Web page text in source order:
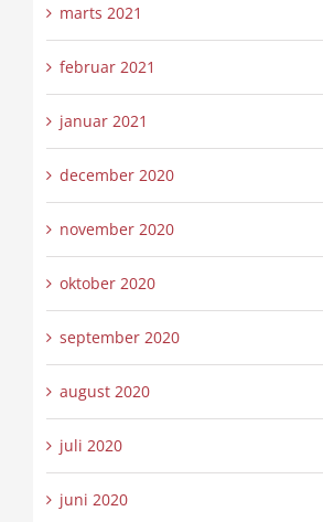
marts 2021
februar 2021
januar 2021
december 2020
november 2020
oktober 2020
september 2020
august 2020
juli 2020
juni 2020